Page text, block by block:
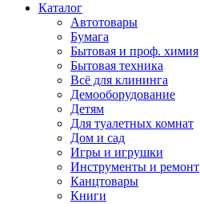
Каталог
Автотовары
Бумага
Бытовая и проф. химия
Бытовая техника
Всё для клининга
Демооборудование
Детям
Для туалетных комнат
Дом и сад
Игры и игрушки
Инструменты и ремонт
Канцтовары
Книги